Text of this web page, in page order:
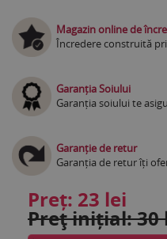
Magazin online de
Încredere construită
Garanția Soiului
Garanția soiului te
Garanție de retur
Garanția de retur îți
Preț: 23 lei
Preţ inițial: 30